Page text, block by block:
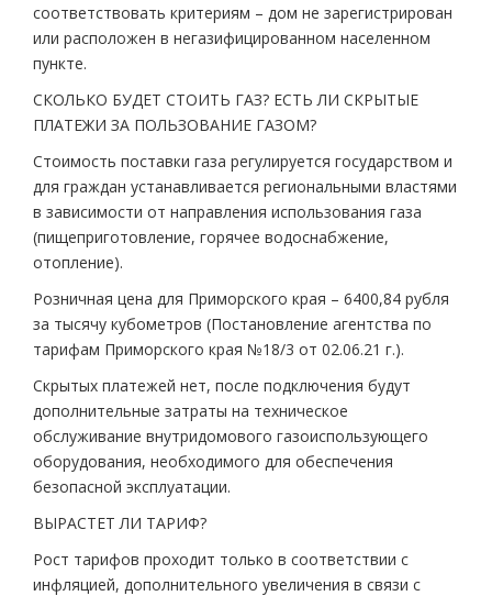
соответствовать критериям – дом не зарегистрирован
или расположен в негазифицированном населенном
пункте.
СКОЛЬКО БУДЕТ СТОИТЬ ГАЗ? ЕСТЬ ЛИ СКРЫТЫЕ
ПЛАТЕЖИ ЗА ПОЛЬЗОВАНИЕ ГАЗОМ?
Стоимость поставки газа регулируется государством и
для граждан устанавливается региональными властями
в зависимости от направления использования газа
(пищеприготовление, горячее водоснабжение,
отопление).
Розничная цена для Приморского края – 6400,84 рубля
за тысячу кубометров (Постановление агентства по
тарифам Приморского края №18/3 от 02.06.21 г.).
Скрытых платежей нет, после подключения будут
дополнительные затраты на техническое
обслуживание внутридомового газоиспользующего
оборудования, необходимого для обеспечения
безопасной эксплуатации.
ВЫРАСТЕТ ЛИ ТАРИФ?
Рост тарифов проходит только в соответствии с
инфляцией, дополнительного увеличения в связи с